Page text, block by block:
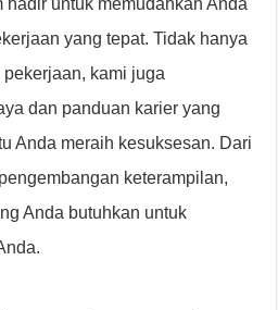
hadir untuk memudahkan Anda
yang tepat. Tidak hanya
kami juga
dan panduan karier yang
Anda meraih kesuksesan. Dari
keterampilan,
Anda butuhkan untuk